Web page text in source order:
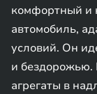
комфортный и
автомобиль,
условий. Он
и бездорожью.
агрегаты в